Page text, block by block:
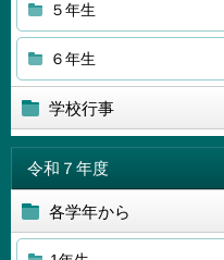
５年生
６年生
学校行事
令和７年度
各学年から